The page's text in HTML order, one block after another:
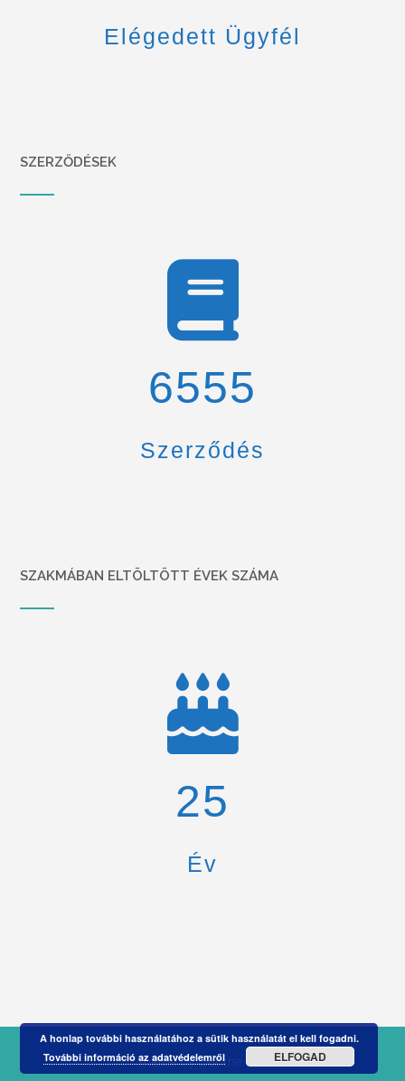
Elégedett Ügyfél
SZERZŐDÉSEK
6900
Szerződés
SZAKMÁBAN ELTÖLTÖTT ÉVEK SZÁMA
26
Év
Theme byOut the Box
A honlap további használatához a sütik használatát el kell fogadni.
További információ az adatvédelemről
ELFOGAD